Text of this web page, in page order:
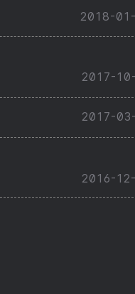
2018-
2017-
2017-
2016-